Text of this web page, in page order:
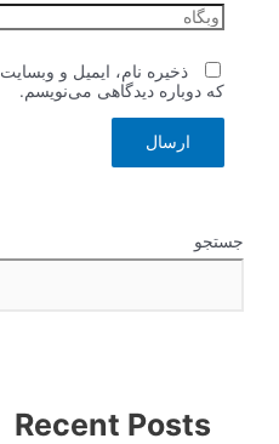
وبگاه
ذخیره نام، ایمیل و
که دوباره دیدگاهی می‌نویسم.
جستجو
Recent Posts